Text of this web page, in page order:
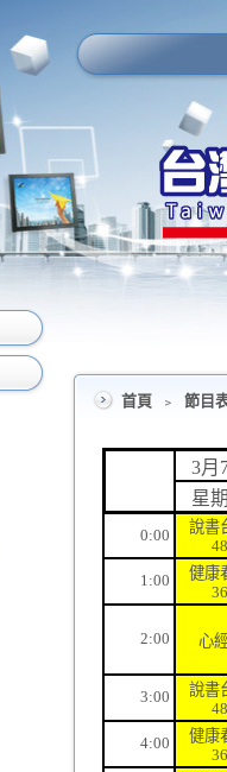
首頁 ﹥ 節目
3月
星
0:00
說書
48
1:00
健康
36
2:00 心
3:00
說書
48
4:00
健康
36